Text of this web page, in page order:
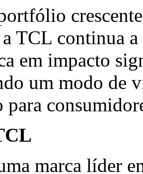
TCL continua
em impacto
um modo de
para
marca líder